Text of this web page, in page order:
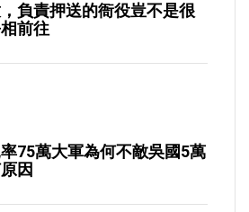
負責押送的衙役豈不是很
前往
75萬大軍為何不敵吳國5萬
因